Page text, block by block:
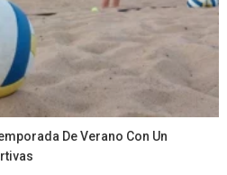
De Verano Con Un